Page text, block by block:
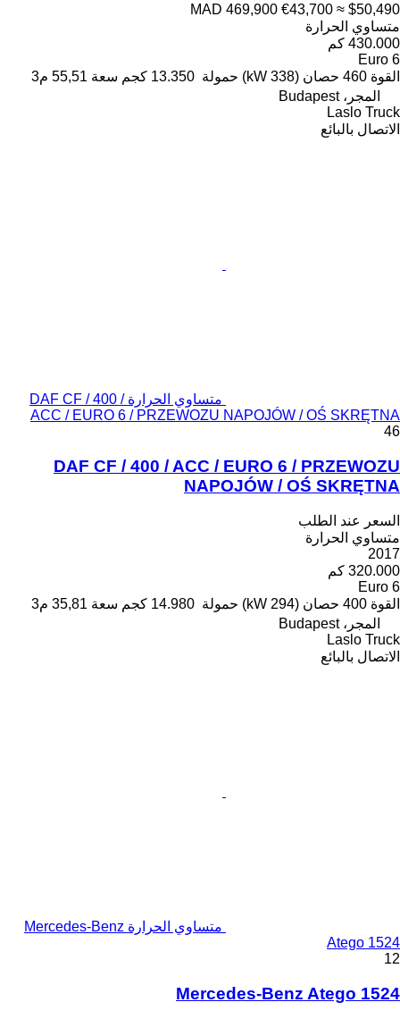
MAD 469,900 €43,700 ≈ $50,490
متساوي الحرارة
430.000 كم
Euro 6
القوة 460 حصان (338 kW) حمولة 13.350 كجم سعة 55,51 م3
المجر، Budapest
Laslo Truck
الاتصال بالبائع
متساوي الحرارة DAF CF / 400 /
ACC / EURO 6 / PRZEWOZU NAPOJÓW / OŚ SKRĘTNA
46
DAF CF / 400 / ACC / EURO 6 / PRZEWOZU
NAPOJÓW / OŚ SKRĘTNA
السعر عند الطلب
متساوي الحرارة
2017
320.000 كم
Euro 6
القوة 400 حصان (294 kW) حمولة 14.980 كجم سعة 35,81 م3
المجر، Budapest
Laslo Truck
الاتصال بالبائع
متساوي الحرارة Mercedes-Benz
Atego 1524
12
Mercedes-Benz Atego 1524